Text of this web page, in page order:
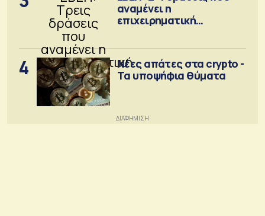
αναμένει η
επιχειρηματική
4
Νέες απάτες στα crypto -
Τα υποψήφια θύματα